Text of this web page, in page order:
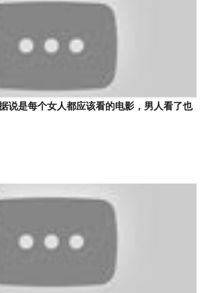
说是每个女人都应该看的电影，男人看了也